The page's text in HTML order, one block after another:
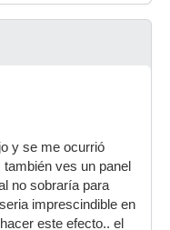
y se me ocurrió
ves un panel
no sobraría para
imprescindible en
este efecto.. el